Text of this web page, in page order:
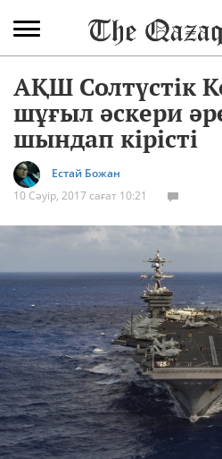
АҚШ Солтүстік
шұғыл әскери
шындап кірісті
Естай Божан
10 Сәуір, 2017 сағат 10:21